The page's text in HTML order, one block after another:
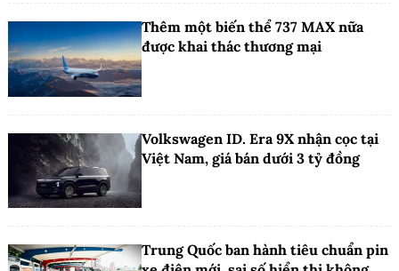
Thêm một biến thể 737 MAX nữa
được khai thác thương mại
Volkswagen ID. Era 9X nhận cọc tại
Việt Nam, giá bán dưới 3 tỷ đồng
Trung Quốc ban hành tiêu chuẩn pin